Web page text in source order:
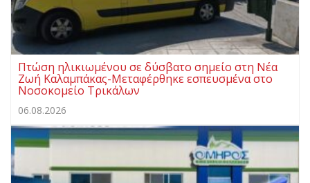
Πτώση ηλικιωμένου σε δύσβατο σημείο στη Νέα
Ζωή Καλαμπάκας-Μεταφέρθηκε εσπευσμένα στο
Νοσοκομείο Τρικάλων
06.08.2026